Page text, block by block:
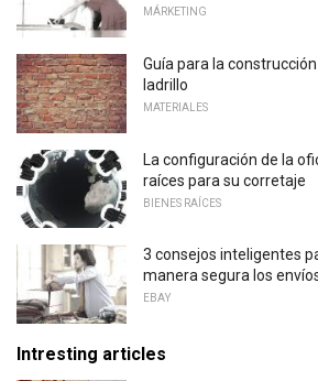
MÁRKETING
Guía para la
ladrillo
MATERIALES
La configuración de la
raíces para su corretaje
BIENES RAÍCES
3 consejos inteligentes
manera segura los
EBAY
Intresting articles